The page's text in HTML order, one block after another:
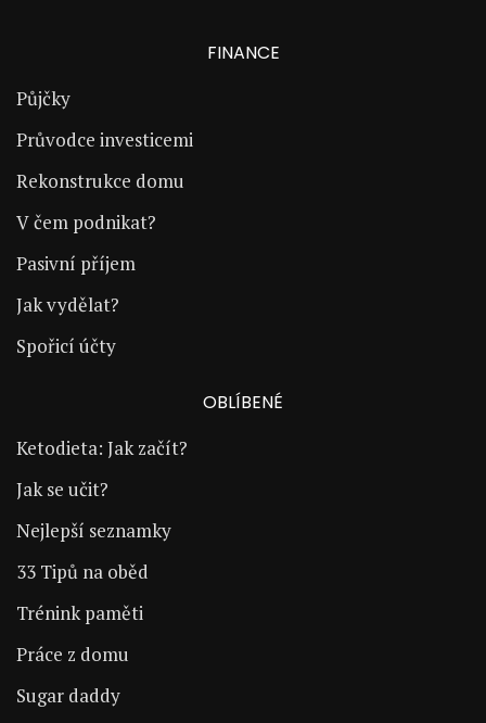
FINANCE
Půjčky
Průvodce investicemi
Rekonstrukce domu
V čem podnikat?
Pasivní příjem
Jak vydělat?
Spořicí účty
OBLÍBENÉ
Ketodieta: Jak začít?
Jak se učit?
Nejlepší seznamky
33 Tipů na oběd
Trénink paměti
Práce z domu
Sugar daddy